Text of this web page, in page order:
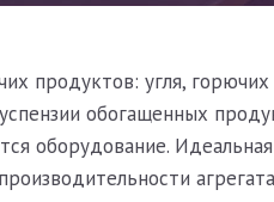
продуктов: угля,
обогащенных
оборудование.